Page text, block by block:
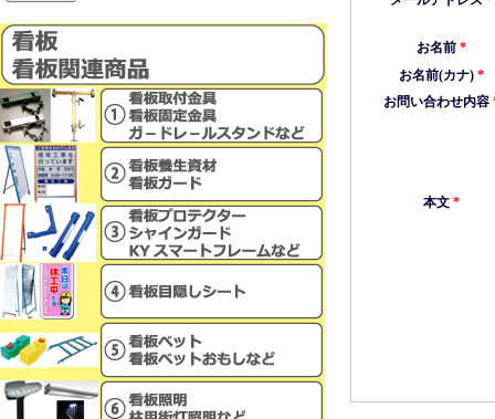
お名前*
お名前(カナ)*
お問い合わせ内容
本文*